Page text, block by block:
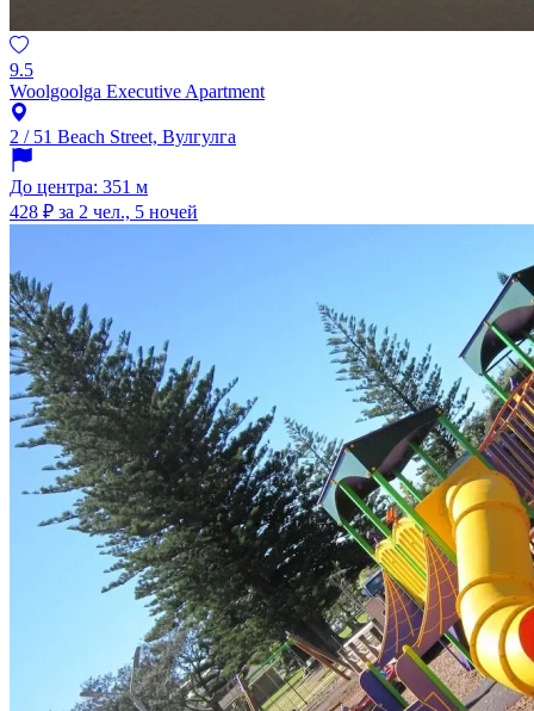
9.5
Woolgoolga Executive Apartment
2 / 51 Beach Street, Вулгулга
До центра: 351 м
428 ₽ за 2 чел., 5 ночей